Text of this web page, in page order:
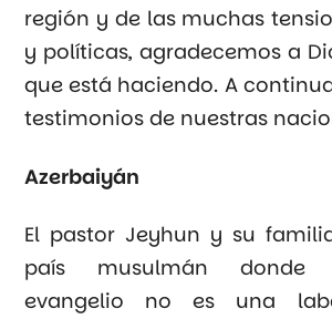
región y de las muchas
y políticas, agradecemos a
que está haciendo. A
testimonios de nuestras
Azerbaiyán
El pastor Jeyhun y su
país musulmán donde
evangelio no es una